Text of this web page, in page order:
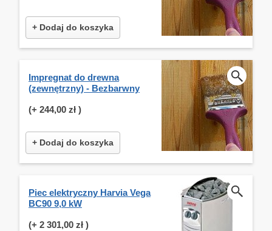
+ Dodaj do koszyka
Impregnat do drewna
(zewnętrzny) - Bezbarwny
(+ 244,00 zł )
+ Dodaj do koszyka
Piec elektryczny Harvia Vega
BC90 9,0 kW
(+ 2 301,00 zł )